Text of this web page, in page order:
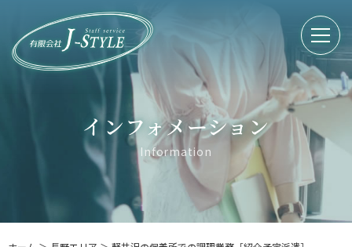
インフォメーション
Information